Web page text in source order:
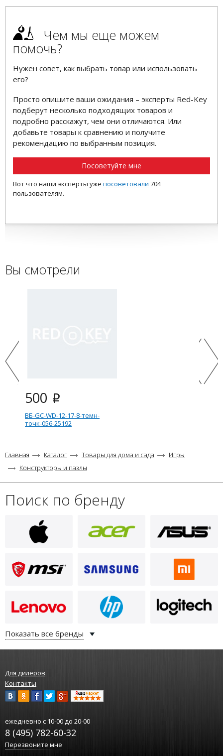
Чем мы еще можем
помочь?
Нужен совет, как выбрать товар или использовать
его?
Просто опишите ваши ожидания – эксперты Red-Key
подберут несколько подходящих товаров и
подробно расскажут, чем они отличаются. Или
добавьте товары к сравнению и получите
рекомендацию по выбранным позиция.
Посоветуйте мне
Вот что наши эксперты уже посоветовали 704
пользователям.
Вы смотрели
500 i
ВБ-GC-WD-12-17-8-темн-
точк-056-25192
ВБ-GC-WD-12-17-8-свет-точк-
500i
ВБ-GC-WD-12-17-8-жел-зел-11-
12240
Главная Каталог Товары для дома и сада
Игры
Конструкторы и пазлы
Поиск по бренду
Показать все бренды
Для дилеров
Контакты
ежедневно с 10-00 до 20-00
8 (495) 782-60-32
Перезвоните мне